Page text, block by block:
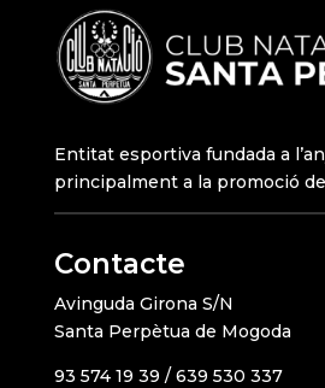
Entitat esportiva fundada a
principalment a la promoció
Contacte
Avinguda Girona S/N
Santa Perpètua de Mogoda
93 574 19 39 / 639 530 337